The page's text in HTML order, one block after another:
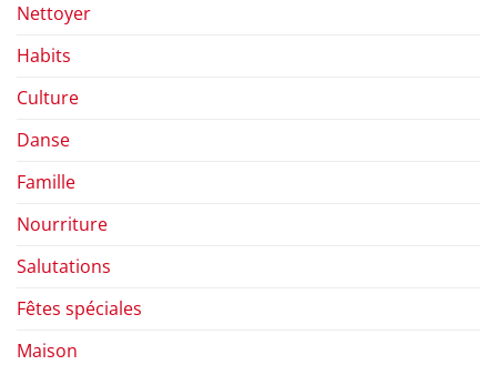
Nettoyer
Habits
Culture
Danse
Famille
Nourriture
Salutations
Fêtes spéciales
Maison